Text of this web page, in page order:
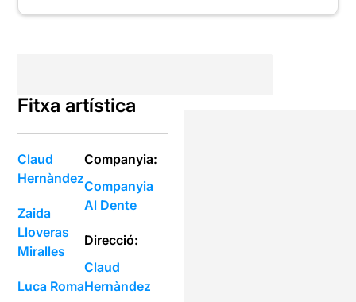
Fitxa artística
Claud
Hernàndez
Zaida
Lloveras
Miralles
Luca Roma
Companyia:
Companyia
Al Dente
Direcció:
Claud
Hernàndez